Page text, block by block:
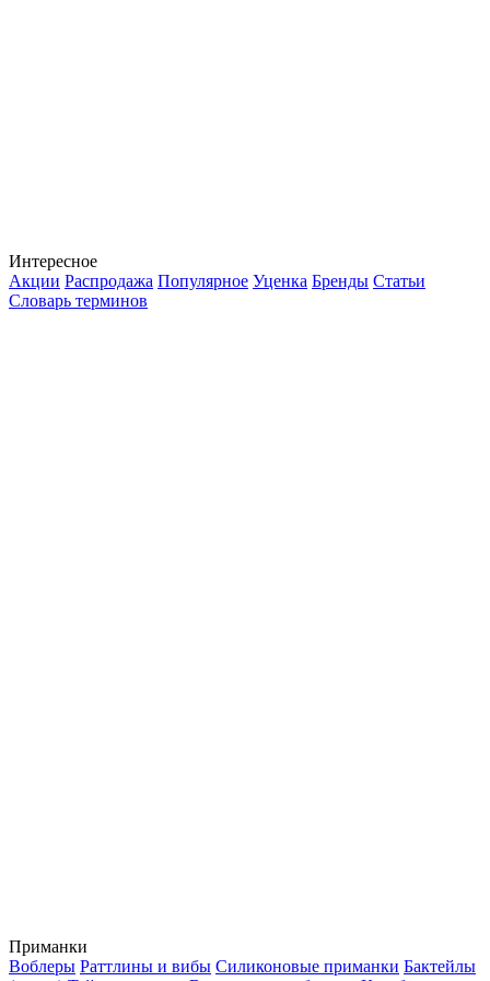
Интересное
Акции Распродажа Популярное Уценка Бренды Статьи
Словарь терминов
Приманки
Воблеры Раттлины и вибы Силиконовые приманки Бактейлы